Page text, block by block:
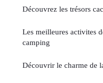
Découvrez les trésors
Les meilleures activites
camping
Découvrir le charme de